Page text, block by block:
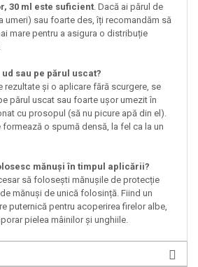
30 ml este suficient . Dacă ai părul de
umeri) sau foarte des, îți recomandăm să
mare pentru a asigura o distribuție
sau pe părul uscat?
rezultate și o aplicare fără scurgere, se
părul uscat sau foarte ușor umezit în
cu prosopul (să nu picure apă din el).
o spumă densă, la fel ca la un
mănuși în timpul aplicării?
să folosești mănușile de protecție
mănuși de unică folosință. Fiind un
puternică pentru acoperirea firelor albe,
pielea mâinilor și unghiile.